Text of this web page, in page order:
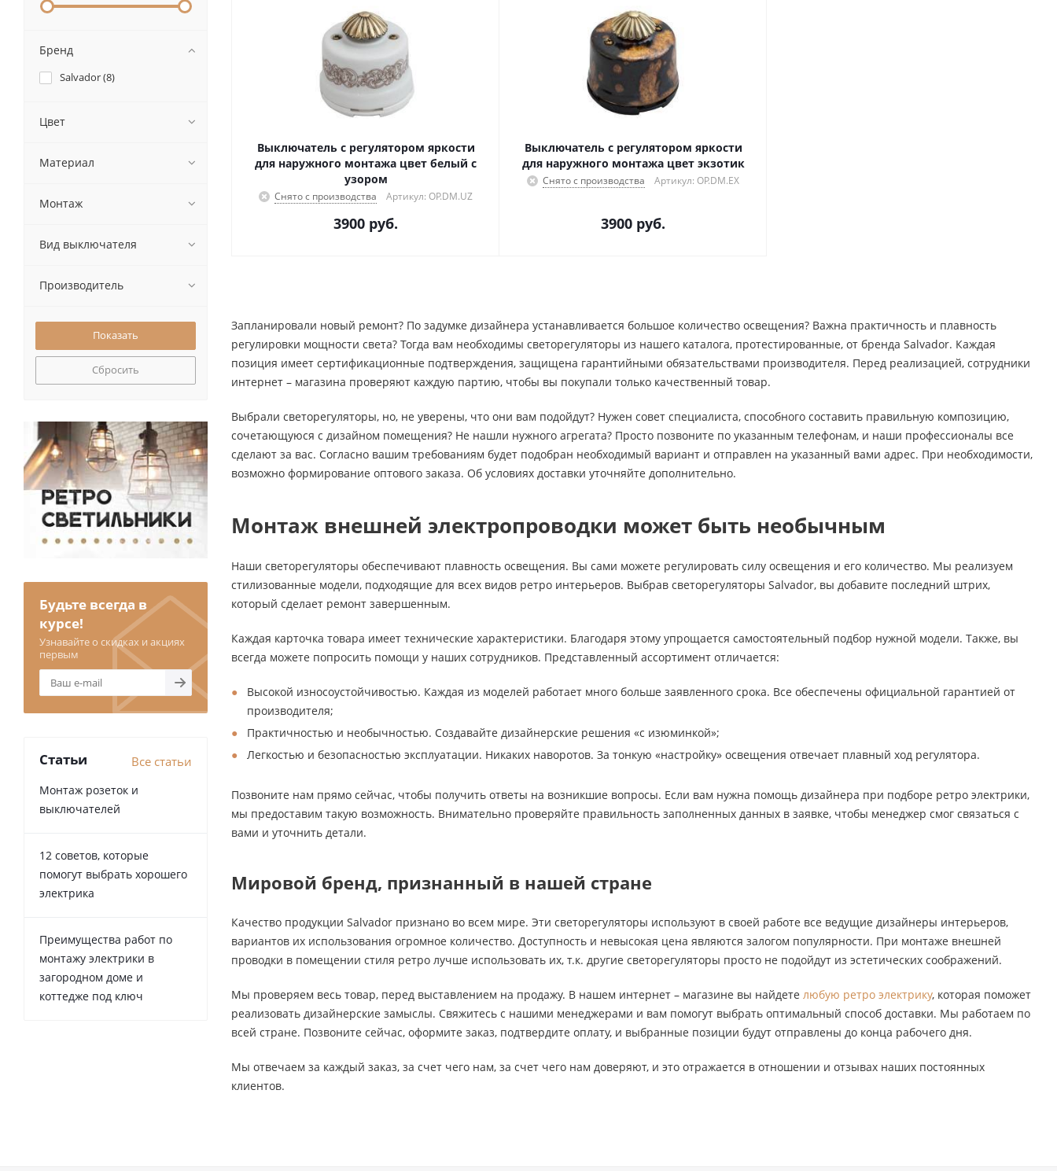
Выключатель с регулятором яркости
для наружного монтажа цвет белый с
узором
Снято с производства Артикул: OP.DM.UZ
3900 руб.
Выключатель с регулятором яркости
для наружного монтажа цвет экзотик
Снято с производства Артикул: OP.DM.EX
3900 руб.
Запланировали новый ремонт? По задумке дизайнера устанавливается большое количество освещения? Важна практичность и плавность
регулировки мощности света? Тогда вам необходимы светорегуляторы из нашего каталога, протестированные, от бренда Salvador. Каждая
позиция имеет сертификационные подтверждения, защищена гарантийными обязательствами производителя. Перед реализацией, сотрудники
интернет – магазина проверяют каждую партию, чтобы вы покупали только качественный товар.
Выбрали светорегуляторы, но, не уверены, что они вам подойдут? Нужен совет специалиста, способного составить правильную композицию,
сочетающуюся с дизайном помещения? Не нашли нужного агрегата? Просто позвоните по указанным телефонам, и наши профессионалы все
сделают за вас. Согласно вашим требованиям будет подобран необходимый вариант и отправлен на указанный вами адрес. При необходимости,
возможно формирование оптового заказа. Об условиях доставки уточняйте дополнительно.
Монтаж внешней электропроводки может быть необычным
Наши светорегуляторы обеспечивают плавность освещения. Вы сами можете регулировать силу освещения и его количество. Мы реализуем
стилизованные модели, подходящие для всех видов ретро интерьеров. Выбрав светорегуляторы Salvador, вы добавите последний штрих,
который сделает ремонт завершенным.
Каждая карточка товара имеет технические характеристики. Благодаря этому упрощается самостоятельный подбор нужной модели. Также, вы
всегда можете попросить помощи у наших сотрудников. Представленный ассортимент отличается:
Высокой износоустойчивостью. Каждая из моделей работает много больше заявленного срока. Все обеспечены официальной гарантией от
производителя;
Практичностью и необычностью. Создавайте дизайнерские решения «с изюминкой»;
Легкостью и безопасностью эксплуатации. Никаких наворотов. За тонкую «настройку» освещения отвечает плавный ход регулятора.
Позвоните нам прямо сейчас, чтобы получить ответы на возникшие вопросы. Если вам нужна помощь дизайнера при подборе ретро электрики,
мы предоставим такую возможность. Внимательно проверяйте правильность заполненных данных в заявке, чтобы менеджер смог связаться с
вами и уточнить детали.
Мировой бренд, признанный в нашей стране
Качество продукции Salvador признано во всем мире. Эти светорегуляторы используют в своей работе все ведущие дизайнеры интерьеров,
вариантов их использования огромное количество. Доступность и невысокая цена являются залогом популярности. При монтаже внешней
проводки в помещении стиля ретро лучше использовать их, т.к. другие светорегуляторы просто не подойдут из эстетических соображений.
Мы проверяем весь товар, перед выставлением на продажу. В нашем интернет – магазине вы найдете любую ретро электрику, которая поможет
реализовать дизайнерские замыслы. Свяжитесь с нашими менеджерами и вам помогут выбрать оптимальный способ доставки. Мы работаем по
всей стране. Позвоните сейчас, оформите заказ, подтвердите оплату, и выбранные позиции будут отправлены до конца рабочего дня.
Мы отвечаем за каждый заказ, за счет чего нам, за счет чего нам доверяют, и это отражается в отношении и отзывах наших постоянных
клиентов.
Бренд
Salvador (8)
Цвет
Материал
Монтаж
Вид выключателя
Производитель
Сбросить
Будьте всегда в
курсе!
Узнавайте о скидках и акциях
первым
Статьи Все статьи
Монтаж розеток и
выключателей
12 советов, которые
помогут выбрать хорошего
электрика
Преимущества работ по
монтажу электрики в
загородном доме и
коттедже под ключ